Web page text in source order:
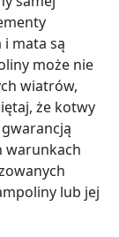
mata są
może nie
wiatrów,
że kotwy
warunkach
lub jej